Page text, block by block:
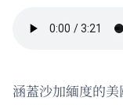
涵蓋沙加緬度的